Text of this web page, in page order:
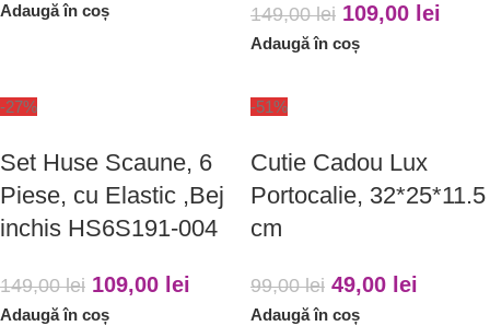
Adaugă în coș 149,00lei 109,00 lei
Adaugă în coș
-27%
Set Huse Scaune, 6
Piese, cu Elastic ,Bej
inchis HS6S191-004
149,00lei 109,00 lei
Adaugă în coș
-51%
Cutie Cadou Lux
Portocalie, 32*25*11.5
cm
99,00lei 49,00 lei
Adaugă în coș